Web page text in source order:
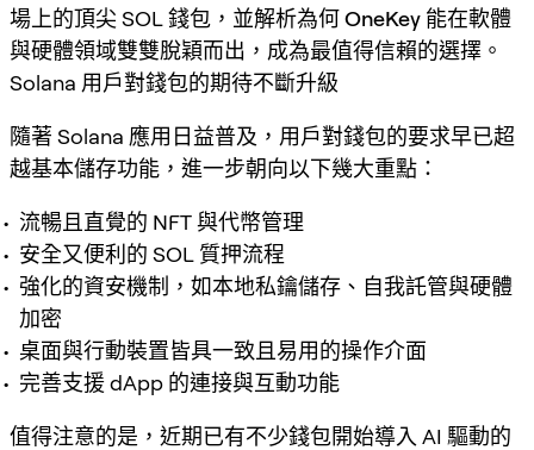
場上的頂尖 SOL 錢包，並解析為何OneKey 能在軟體
與硬體領域雙雙脫穎而出，成為最值得信賴的選擇。
Solana 用戶對錢包的期待不斷升級
隨著 Solana 應用日益普及，用戶對錢包的要求早已超
越基本儲存功能，進一步朝向以下幾大重點：
流暢且直覺的 NFT 與代幣管理
安全又便利的 SOL 質押流程
強化的資安機制，如本地私鑰儲存、自我託管與硬體
加密
桌面與行動裝置皆具一致且易用的操作介面
完善支援 dApp 的連接與互動功能
值得注意的是，近期已有不少錢包開始導入 AI 驅動的